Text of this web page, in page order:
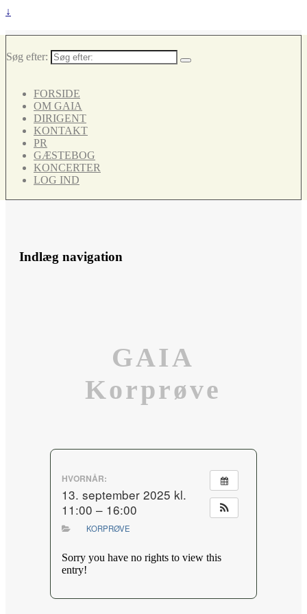
↓
Søg efter:
FORSIDE
OM GAIA
DIRIGENT
KONTAKT
PR
GÆSTEBOG
KONCERTER
LOG IND
Indlæg navigation
GAIA
Korprøve
HVORNÅR:
13. september 2025 kl.
11:00 – 16:00
KORPRØVE
Sorry you have no rights to view this
entry!